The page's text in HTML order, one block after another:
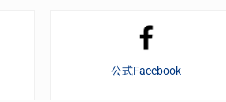
公式Facebook